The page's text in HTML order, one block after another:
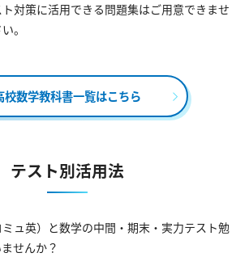
対策に活用できる問題集はご用意できませ
。
校数学教科書一覧はこちら
テスト別活用法
ュ英）と数学の中間・期末・実力テスト勉
せんか？